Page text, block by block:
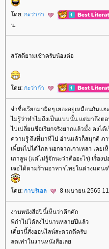
ดย: กะว่าก๋า
น.
สวัสดียามเช้าครับน้องต่อ
ดย: กะว่าก๋า
จำชื่อเรียกมาผิดๆ เยอะอยู่เหมือนกันแฮะ
ไม่รู้ว่าทำไม่ถึงเป็นแบบนั้น แต่มาถึงต
ไปเปลี่ยนชื่อเรียกจริงยากแล้วมั้ง คงได้
ความรู้ ถึงที่มาที่ไป อ่านแล้วก็สนุกดี ภ
เพี้ยนไปได้ไกล นอกจากเกาเหลา เคยเ
เกาลูน (แต่ไม่รู้จักนะว่าคืออะไร) เรื่องป
เจอได้ตามร้านอาหารไทยในต่างแดนจ
ดย: กาบริเอล 8 เมษายน 2565
งานหนังสือปีนี้เห็นว่าคึกคัก
พี่ก๋าไม่ได้ลงไปนานหลายปีแล้ว
เดี๋ยวนี้สั่งออนไลน์สะดวกดีครับ
ลดเท่าในงานหนังสือเล